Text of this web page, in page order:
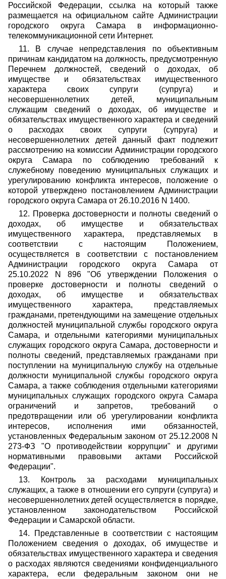
Российской Федерации, ссылка на который также
размещается на официальном сайте Администрации
городского округа Самара в информационно-
телекоммуникационной сети Интернет.
11. В случае непредставления по объективным
причинам кандидатом на должность, предусмотренную
Перечнем должностей, сведений о доходах, об
имуществе и обязательствах имущественного
характера своих супруги (супруга) и
несовершеннолетних детей, муниципальным
служащим сведений о доходах, об имуществе и
обязательствах имущественного характера и сведений
о расходах своих супруги (супруга) и
несовершеннолетних детей данный факт подлежит
рассмотрению на комиссии Администрации городского
округа Самара по соблюдению требований к
служебному поведению муниципальных служащих и
урегулированию конфликта интересов, положение о
которой утверждено постановлением Администрации
городского округа Самара от 26.10.2016 N 1400.
12. Проверка достоверности и полноты сведений о
доходах, об имуществе и обязательствах
имущественного характера, представляемых в
соответствии с настоящим Положением,
осуществляется в соответствии с постановлением
Администрации городского округа Самара от
25.10.2022 N 896 "Об утверждении Положения о
проверке достоверности и полноты сведений о
доходах, об имуществе и обязательствах
имущественного характера, представляемых
гражданами, претендующими на замещение отдельных
должностей муниципальной службы городского округа
Самара, и отдельными категориями муниципальных
служащих городского округа Самара, достоверности и
полноты сведений, представляемых гражданами при
поступлении на муниципальную службу на отдельные
должности муниципальной службы городского округа
Самара, а также соблюдения отдельными категориями
муниципальных служащих городского округа Самара
ограничений и запретов, требований о
предотвращении или об урегулировании конфликта
интересов, исполнения ими обязанностей,
установленных Федеральным законом от 25.12.2008 N
273-ФЗ "О противодействии коррупции" и другими
нормативными правовыми актами Российской
Федерации".
13. Контроль за расходами муниципальных
служащих, а также в отношении его супруги (супруга) и
несовершеннолетних детей осуществляется в порядке,
установленном законодательством Российской
Федерации и Самарской области.
14. Представленные в соответствии с настоящим
Положением сведения о доходах, об имуществе и
обязательствах имущественного характера и сведения
о расходах являются сведениями конфиденциального
характера, если федеральным законом они не